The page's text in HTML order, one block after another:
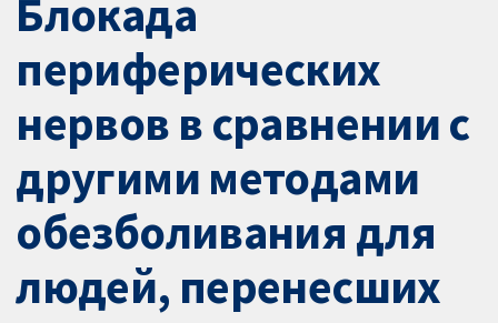
Блокада
периферических
нервов в сравнении с
другими методами
обезболивания для
людей, перенесших